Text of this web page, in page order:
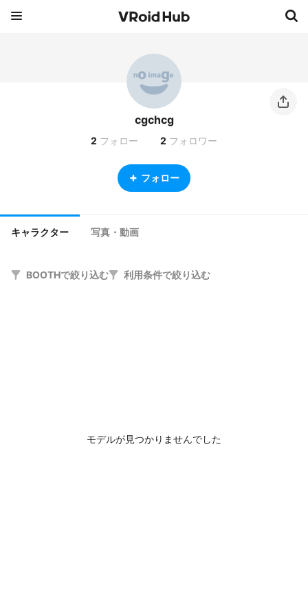
cgchcg
2 フォロー 2 フォロワー
フォロー
キャラクター 写真・動画
BOOTHで絞り込む 利用条件で絞り込む
モデルが見つかりませんでした